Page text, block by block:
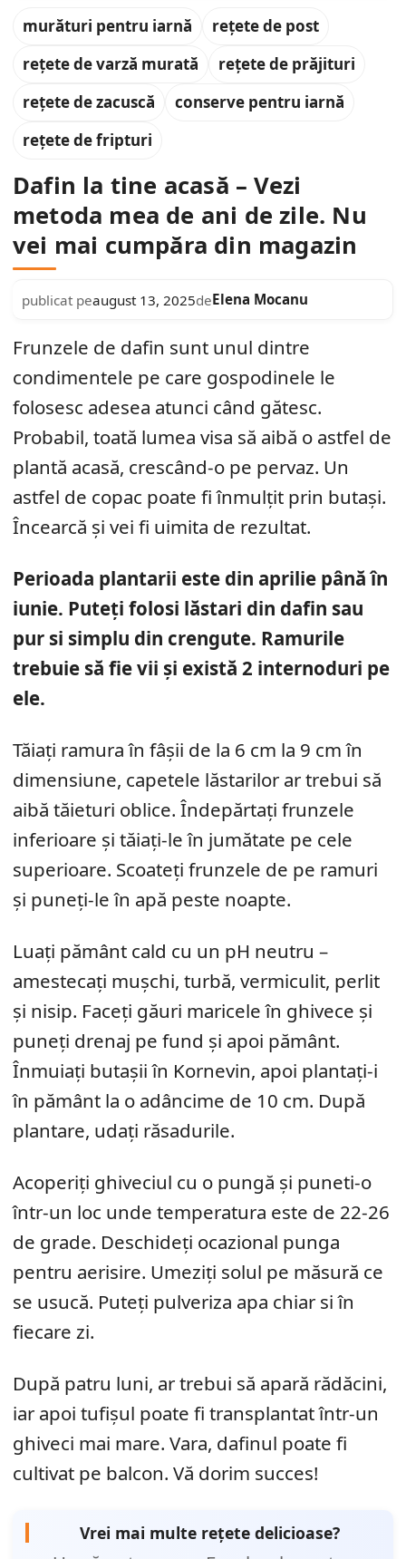
murături pentru iarnă
rețete de post
rețete de varză murată
rețete de prăjituri
rețete de zacuscă
conserve pentru iarnă
rețete de fripturi
Dafin la tine acasă – Vezi
metoda mea de ani de zile. Nu
vei mai cumpăra din magazin
publicat peaugust 13, 2025deElena Mocanu
Frunzele de dafin sunt unul dintre
condimentele pe care gospodinele le
folosesc adesea atunci când gătesc.
Probabil, toată lumea visa să aibă o astfel de
plantă acasă, crescând-o pe pervaz. Un
astfel de copac poate fi înmulțit prin butași.
Încearcă și vei fi uimita de rezultat.
Perioada plantarii este din aprilie până în
iunie. Puteți folosi lăstari din dafin sau
pur si simplu din crengute. Ramurile
trebuie să fie vii și există 2 internoduri pe
ele.
Tăiați ramura în fâșii de la 6 cm la 9 cm în
dimensiune, capetele lăstarilor ar trebui să
aibă tăieturi oblice. Îndepărtați frunzele
inferioare și tăiați-le în jumătate pe cele
superioare. Scoateți frunzele de pe ramuri
și puneți-le în apă peste noapte.
Luați pământ cald cu un pH neutru –
amestecați mușchi, turbă, vermiculit, perlit
și nisip. Faceți găuri maricele în ghivece și
puneți drenaj pe fund și apoi pământ.
Înmuiați butașii în Kornevin, apoi plantați-i
în pământ la o adâncime de 10 cm. După
plantare, udați răsadurile.
Acoperiți ghiveciul cu o pungă și puneti-o
într-un loc unde temperatura este de 22-26
de grade. Deschideți ocazional punga
pentru aerisire. Umeziți solul pe măsură ce
se usucă. Puteți pulveriza apa chiar si în
fiecare zi.
După patru luni, ar trebui să apară rădăcini,
iar apoi tufișul poate fi transplantat într-un
ghiveci mai mare. Vara, dafinul poate fi
cultivat pe balcon. Vă dorim succes!
Vrei mai multe rețete delicioase?